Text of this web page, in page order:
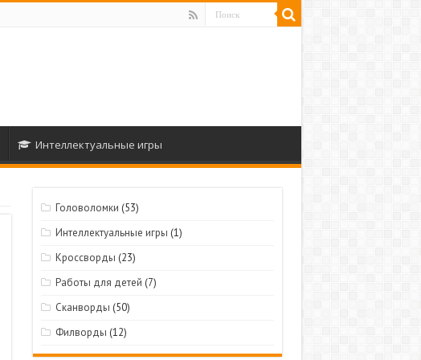
Интеллектуальные игры
Головоломки (53)
Интеллектуальные игры (1)
Кроссворды (23)
Работы для детей (7)
Сканворды (50)
Филворды (12)